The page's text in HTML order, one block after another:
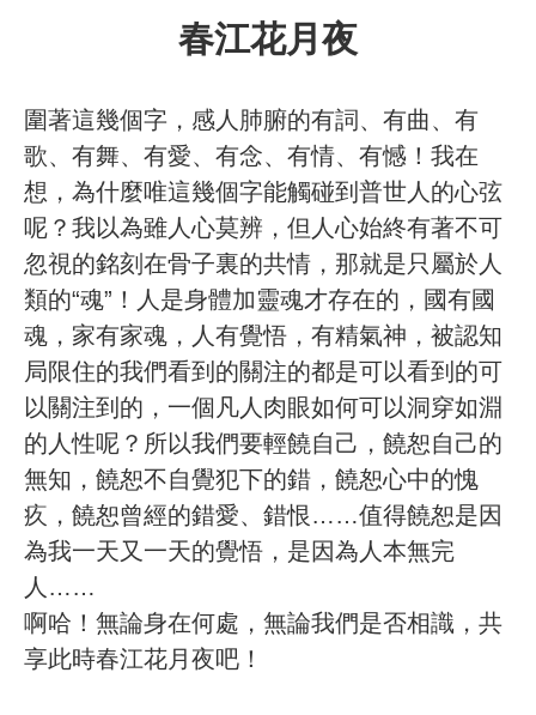
春江花月夜
圍著這幾個字，感人肺腑的有詞、有曲、有
歌、有舞、有愛、有念、有情、有憾！我在
想，為什麼唯這幾個字能觸碰到普世人的心弦
呢？我以為雖人心莫辨，但人心始終有著不可
忽視的銘刻在骨子裏的共情，那就是只屬於人
類的“魂”！人是身體加靈魂才存在的，國有國
魂，家有家魂，人有覺悟，有精氣神，被認知
局限住的我們看到的關注的都是可以看到的可
以關注到的，一個凡人肉眼如何可以洞穿如淵
的人性呢？所以我們要輕饒自己，饒恕自己的
無知，饒恕不自覺犯下的錯，饒恕心中的愧
疚，饒恕曾經的錯愛、錯恨……值得饒恕是因
為我一天又一天的覺悟，是因為人本無完
人……
啊哈！無論身在何處，無論我們是否相識，共
享此時春江花月夜吧！